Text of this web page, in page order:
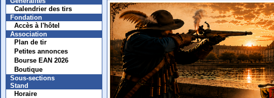
Calendrier des tirs
Fondation
Accès à l'hôtel
Association
Plan de tir
Petites annonces
Bourse EAN 2026
Boutique
Sous-sections
Stand
Horaire